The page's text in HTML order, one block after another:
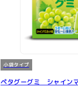
小袋タイプ
ペタグーグミ シャイン